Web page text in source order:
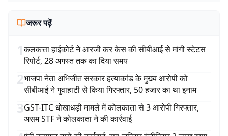
जरूर पढ़ें
1कलकत्ता हाईकोर्ट ने आरजी कर केस की सीबीआई से मांगी स्टेटस
रिपोर्ट, 28 अगस्त तक का दिया समय
2भाजपा नेता अभिजीत सरकार हत्याकांड के मुख्य आरोपी को
सीबीआई ने गुवाहाटी से किया गिरफ्तार, 50 हजार का था इनाम
3GST-ITC धोखाधड़ी मामले में कोलकाता से 3 आरोपी गिरफ्तार,
असम STF ने कोलकाता ने की कार्रवाई